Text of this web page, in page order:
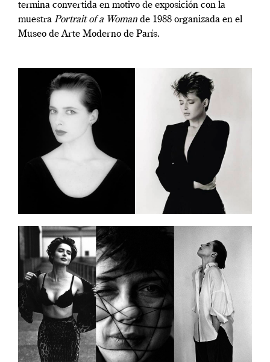
termina convertida en motivo de exposición con la
muestra Portrait of a Woman de 1988 organizada en el
Museo de Arte Moderno de París.